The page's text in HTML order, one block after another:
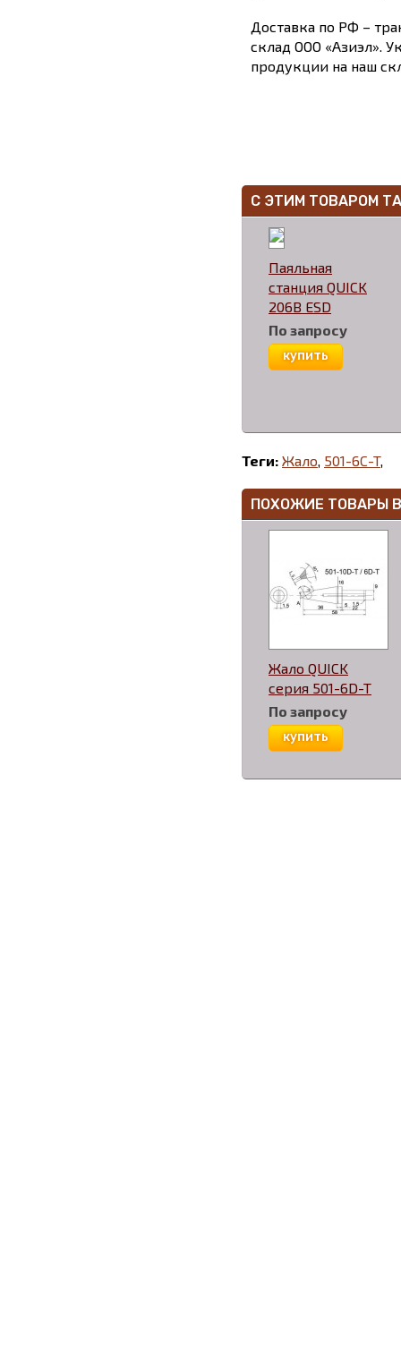
Доставка по РФ –
склад ООО «Азиэл».
продукции на наш
С ЭТИМ ТОВАРОМ
Паяльная
станция QUICK
206B ESD
По запросу
купить
Теги: Жало 501-6C-T,
ПОХОЖИЕ ТОВАРЫ
Жало QUICK
серия 501-6D-T
По запросу
купить